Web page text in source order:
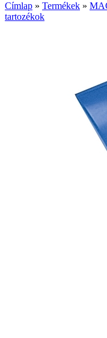
Címlap » Termékek »
tartozékok